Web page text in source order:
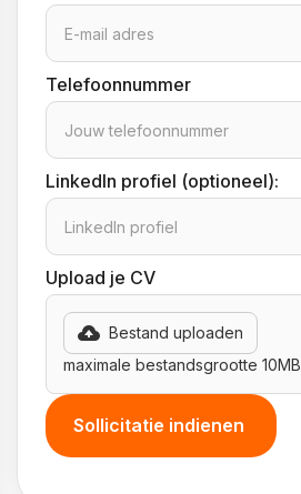
Telefoonnummer
LinkedIn profiel (optioneel):
Upload je CV
Bestand uploaden
maximale bestandsgrootte 10MB